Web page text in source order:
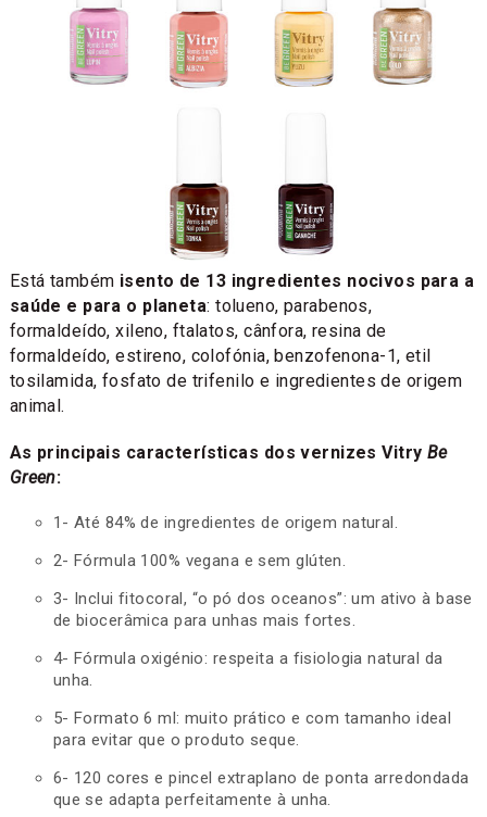
Está também isento de 13 ingredientes nocivos para a
saúde e para o planeta: tolueno, parabenos,
formaldeído, xileno, ftalatos, cânfora, resina de
formaldeído, estireno, colofónia, benzofenona-1, etil
tosilamida, fosfato de trifenilo e ingredientes de origem
animal.
As principais características dos vernizes Vitry Be
Green:
1- Até 84% de ingredientes de origem natural.
2- Fórmula 100% vegana e sem glúten.
3- Inclui fitocoral, “o pó dos oceanos”: um ativo à base
de biocerâmica para unhas mais fortes.
4- Fórmula oxigénio: respeita a fisiologia natural da
unha.
5- Formato 6 ml: muito prático e com tamanho ideal
para evitar que o produto seque.
6- 120 cores e pincel extraplano de ponta arredondada
que se adapta perfeitamente à unha.